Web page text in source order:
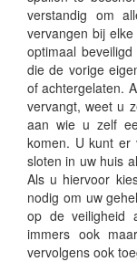
verstandig om
vervangen bij
optimaal
die de vorige
of achtergelaten.
vervangt, weet u
aan wie u zelf
komen. U kunt er
sloten in uw huis
Als u hiervoor
nodig om uw
op de veiligheid
immers ook
vervolgens ook